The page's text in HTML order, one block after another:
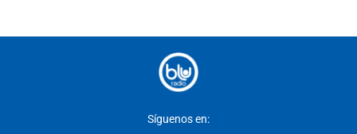
Síguenos en: